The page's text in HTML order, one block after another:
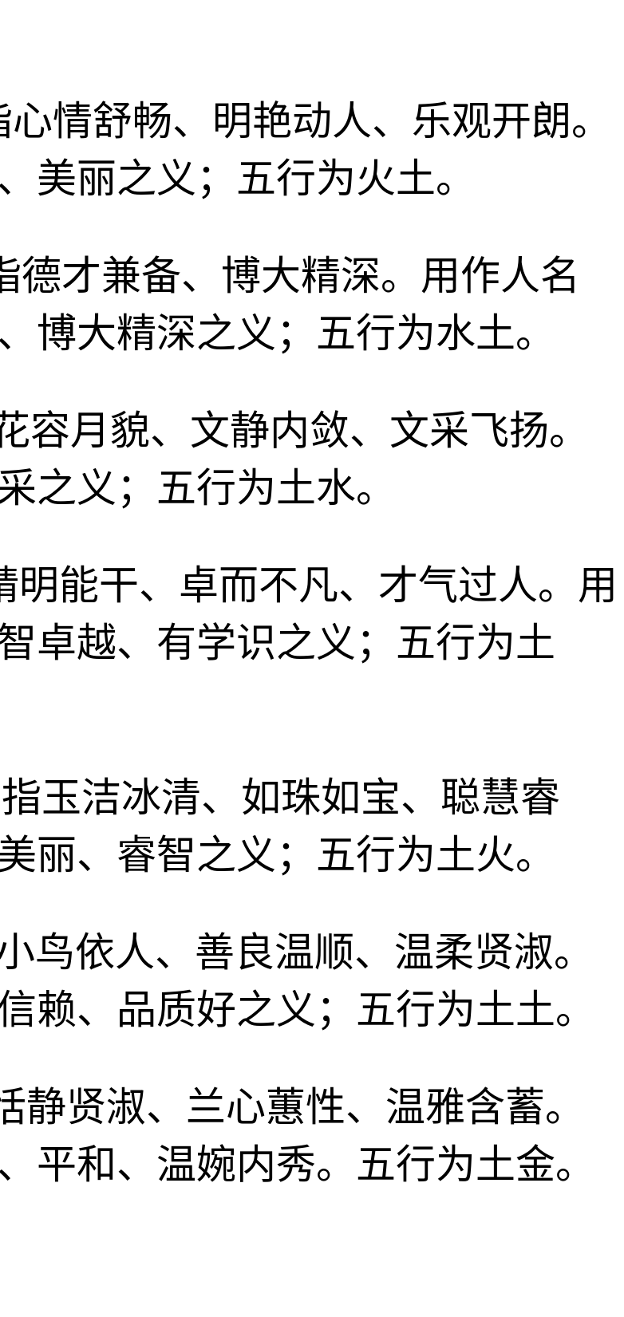
情舒畅、明艳动人、乐观开朗。
美丽之义；五行为火土。
德才兼备、博大精深。用作人名
博大精深之义；五行为水土。
容月貌、文静内敛、文采飞扬。
之义；五行为土水。
明能干、卓而不凡、才气过人。用
卓越、有学识之义；五行为土
玉洁冰清、如珠如宝、聪慧睿
丽、睿智之义；五行为土火。
鸟依人、善良温顺、温柔贤淑。
赖、品质好之义；五行为土土。
静贤淑、兰心蕙性、温雅含蓄。
平和、温婉内秀。五行为土金。